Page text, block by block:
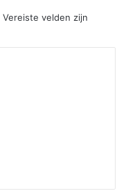
Vereiste velden zijn